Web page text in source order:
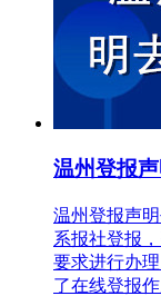
温州登报
温州登报声
系报社登报
要求进行办
了在线登报